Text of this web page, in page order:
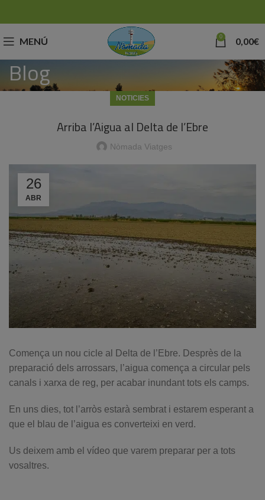
MENÚ 0 0,00€
Blog
NOTICIES
Arriba l’Aigua al Delta de l’Ebre
Nòmada Viatges
26
ABR
Comença un nou cicle al Delta de l’Ebre. Desprès de la
preparació dels arrossars, l’aigua comença a circular pels
canals i xarxa de reg, per acabar inundant tots els camps.
En uns dies, tot l’arròs estarà sembrat i estarem esperant a
que el blau de l’aigua es converteixi en verd.
Us deixem amb el vídeo que varem preparar per a tots
vosaltres.